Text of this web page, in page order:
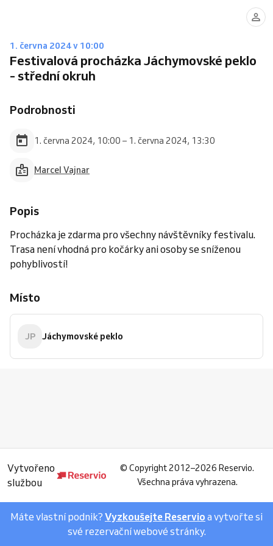
1. června 2024 v 10:00
Festivalová procházka Jáchymovské peklo
- střední okruh
Podrobnosti
1. června 2024, 10:00 – 1. června 2024, 13:30
Marcel Vajnar
Popis
Procházka je zdarma pro všechny návštěvníky festivalu.
Trasa není vhodná pro kočárky ani osoby se sníženou
pohyblivostí!
Místo
JP Jáchymovské peklo
Vytvořeno
službou
© Copyright 2012–2026 Reservio.
Všechna práva vyhrazena.
Máte vlastní podnik? Vyzkoušejte Reservio a vytvořte si
své rezervační webové stránky.